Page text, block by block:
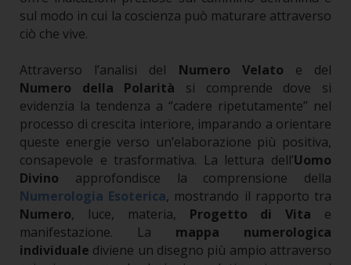
sul modo in cui la coscienza può maturare attraverso
ciò che vive.
Attraverso l’analisi del Numero Velato e del
Numero della Polarità si comprende dove si
evidenzia la tendenza a “cadere ripetutamente” nel
processo di crescita interiore, imparando a orientare
queste energie verso un’elaborazione più positiva,
consapevole e trasformativa. La lettura dell’Uomo
Divino approfondisce la comprensione della
Numerologia Esoterica, mostrando il rapporto tra
Numero, luce, materia, Progetto di Vita e
manifestazione. La mappa numerologica
individuale diviene un disegno più ampio attraverso